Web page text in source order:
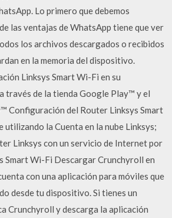
Lo primero que debemos
las ventajas de WhatsApp tiene que ver
los archivos descargados o recibidos
en la memoria del dispositivo.
Linksys Smart Wi-Fi en su
través de la tienda Google Play™ y el
Configuración del Router Linksys Smart
la Cuenta en la nube Linksys;
Linksys con un servicio de Internet por
Smart Wi-Fi Descargar Crunchyroll en
con una aplicación para móviles que
desde tu dispositivo. Si tienes un
Crunchyroll y descarga la aplicación